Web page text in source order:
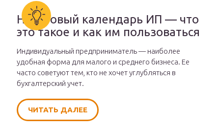
Налоговый календарь ИП — что
это такое и как им пользоваться
Индивидуальный предприниматель — наиболее
удобная форма для малого и среднего бизнеса. Ее
часто советуют тем, кто не хочет углубляться в
бухгалтерский учет.
ЧИТАТЬ ДАЛЕЕ